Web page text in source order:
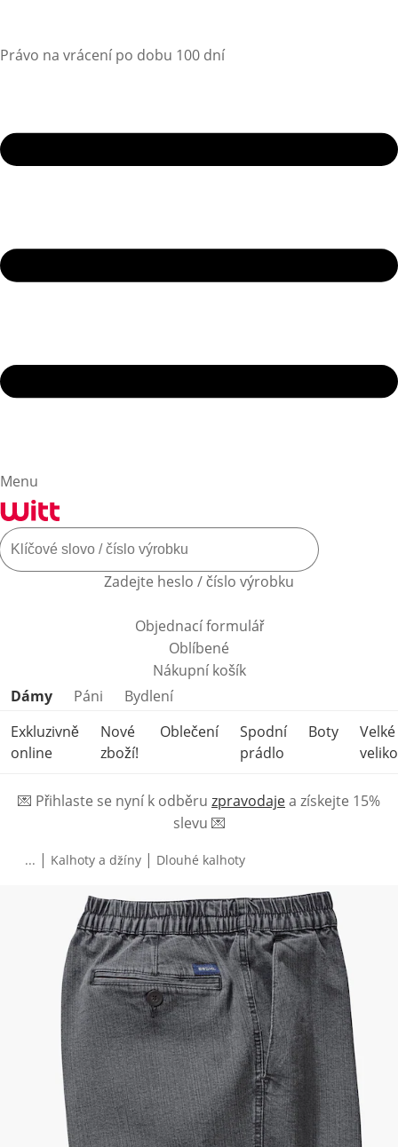
Právo na vrácení po dobu 100 dní
Menu
Zadejte heslo / číslo výrobku
Objednací formulář
Oblíbené
Nákupní košík
Přeskočit kategorie produktů
Dámy Páni
Bydlení
Exkluzivně
online
Nové
zboží!
Oblečení
Spodní
prádlo
Boty
Velké
💌 Přihlaste se nyní k odběru zpravodajea získejte 15%
slevu 💌
... | Kalhoty a džíny | Dlouhé kalhoty